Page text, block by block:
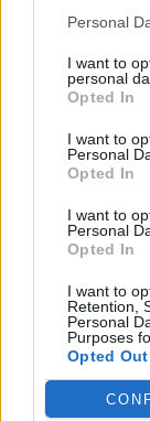
Personal
I want to
personal
Opted In
I want to
Personal
Opted In
I want to
Personal
Opted In
I want to
Retention,
Personal
Purposes
Opted Out
Προηγούμενο
έως τον
Mercury
Face Sounds
Familiar
μια βραδιά